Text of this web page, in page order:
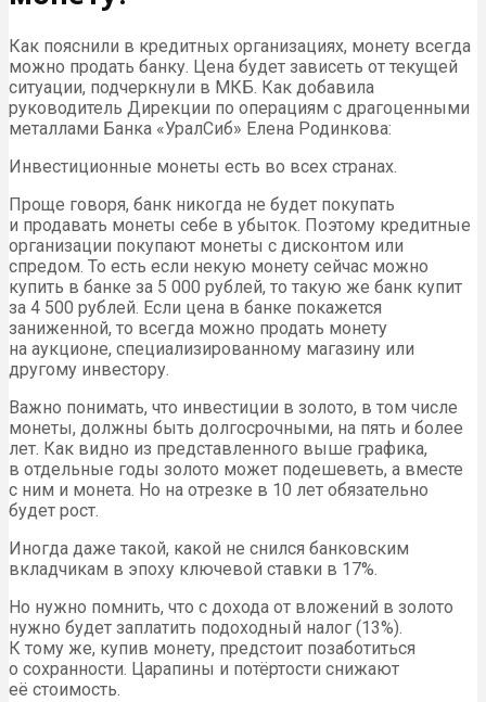
Как пояснили в кредитных организациях, монету всегда
можно продать банку. Цена будет зависеть от текущей
ситуации, подчеркнули в МКБ. Как добавила
руководитель Дирекции по операциям с драгоценными
металлами Банка «УралСиб» Елена Родинкова:
Инвестиционные монеты есть во всех странах.
Проще говоря, банк никогда не будет покупать
и продавать монеты себе в убыток. Поэтому кредитные
организации покупают монеты с дисконтом или
спредом. То есть если некую монету сейчас можно
купить в банке за 5 000 рублей, то такую же банк купит
за 4 500 рублей. Если цена в банке покажется
заниженной, то всегда можно продать монету
на аукционе, специализированному магазину или
другому инвестору.
Важно понимать, что инвестиции в золото, в том числе
монеты, должны быть долгосрочными, на пять и более
лет. Как видно из представленного выше графика,
в отдельные годы золото может подешеветь, а вместе
с ним и монета. Но на отрезке в 10 лет обязательно
будет рост.
Иногда даже такой, какой не снился банковским
вкладчикам в эпоху ключевой ставки в 17%.
Но нужно помнить, что с дохода от вложений в золото
нужно будет заплатить подоходный налог (13%).
К тому же, купив монету, предстоит позаботиться
о сохранности. Царапины и потёртости снижают
её стоимость.